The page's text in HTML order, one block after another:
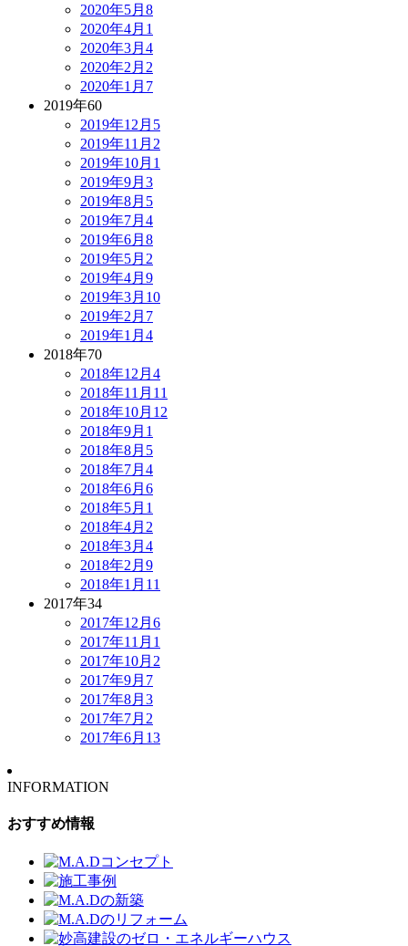
2020年5月 8
2020年4月 1
2020年3月 4
2020年2月 2
2020年1月 7
2019年60
2019年12月 5
2019年11月 2
2019年10月 1
2019年9月 3
2019年8月 5
2019年7月 4
2019年6月 8
2019年5月 2
2019年4月 9
2019年3月 10
2019年2月 7
2019年1月 4
2018年70
2018年12月 4
2018年11月 11
2018年10月 12
2018年9月 1
2018年8月 5
2018年7月 4
2018年6月 6
2018年5月 1
2018年4月 2
2018年3月 4
2018年2月 9
2018年1月 11
2017年34
2017年12月 6
2017年11月 1
2017年10月 2
2017年9月 7
2017年8月 3
2017年7月 2
2017年6月 13
INFORMATION
おすすめ情報